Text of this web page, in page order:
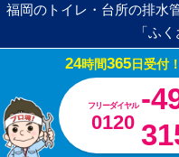
福岡のトイレ・台所の排水
「ふ
Copyright
24時間365日受付！
フリーダイヤル
0120
-